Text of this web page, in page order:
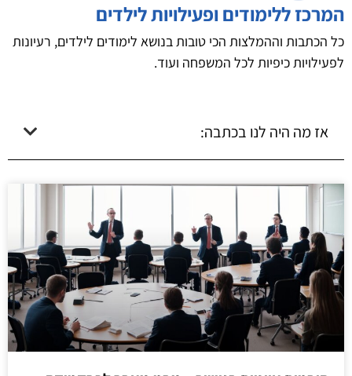
המרכז ללימודים ופעילויות לילדים
כל הכתבות וההמלצות הכי טובות בנושא לימודים לילדים, רעיונות
לפעילויות כיפיות לכל המשפחה ועוד.
אז מה היה לנו בכתבה: